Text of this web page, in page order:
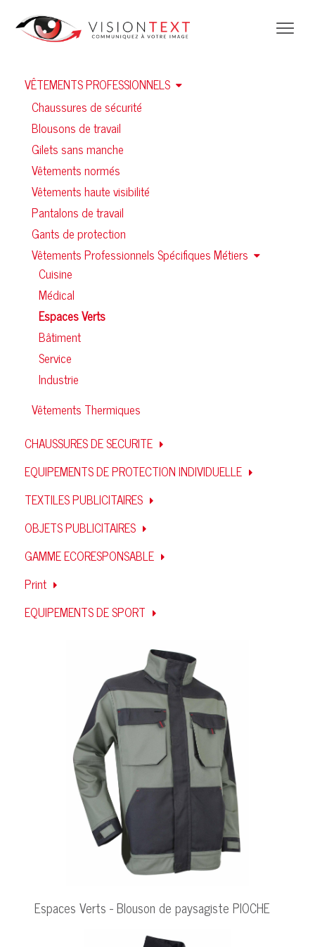
VÊTEMENTS PROFESSIONNELS
Chaussures de sécurité
Blousons de travail
Gilets sans manche
Vêtements normés
Vêtements haute visibilité
Pantalons de travail
Gants de protection
Vêtements Professionnels Spécifiques Métiers
Cuisine
Médical
Espaces Verts
Bâtiment
Service
Industrie
Vêtements Thermiques
CHAUSSURES DE SECURITE
EQUIPEMENTS DE PROTECTION INDIVIDUELLE
TEXTILES PUBLICITAIRES
OBJETS PUBLICITAIRES
GAMME ECORESPONSABLE
Print
EQUIPEMENTS DE SPORT
Espaces Verts - Blouson de paysagiste PIOCHE